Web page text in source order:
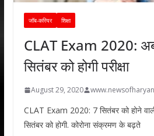
जॉब-करियर शिक्षा
CLAT Exam 2020:
सितंबर को होगी परीक्षा
August 29, 2020
CLAT Exam 2020: 7 सितंबर को होने
सितंबर को होगी. कोरोना संक्रमण के बढ़ते